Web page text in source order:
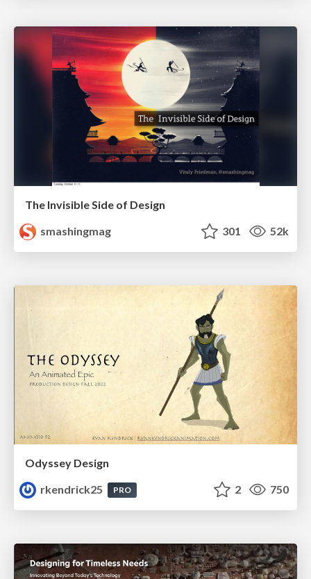
The Invisible Side of Design
smashingmag
301 52k
Odyssey Design
rkendrick25
PRO 2 750